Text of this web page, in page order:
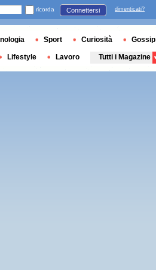
ricorda Connettersi dimenticati?
Sport Curiosità Gossip
Lifestyle Lavoro Tutti i Magazine